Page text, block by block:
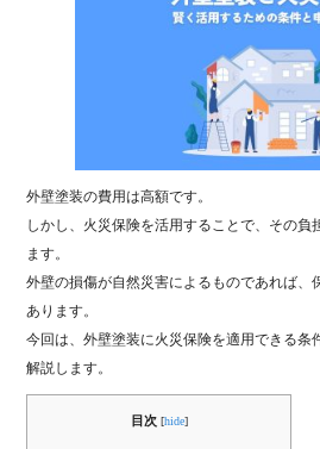
外壁塗装の費用は高額です。
しかし、火災保険を活用することで、その負
ます。
外壁の損傷が自然災害によるものであれば、
あります。
今回は、外壁塗装に火災保険を適用できる条
解説します。
目次 [hide]